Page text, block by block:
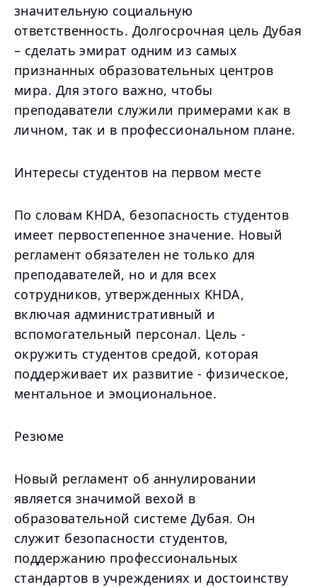
значительную социальную
ответственность. Долгосрочная цель Дубая
– сделать эмират одним из самых
признанных образовательных центров
мира. Для этого важно, чтобы
преподаватели служили примерами как в
личном, так и в профессиональном плане.
Интересы студентов на первом месте
По словам KHDA, безопасность студентов
имеет первостепенное значение. Новый
регламент обязателен не только для
преподавателей, но и для всех
сотрудников, утвержденных KHDA,
включая административный и
вспомогательный персонал. Цель -
окружить студентов средой, которая
поддерживает их развитие - физическое,
ментальное и эмоциональное.
Резюме
Новый регламент об аннулировании
является значимой вехой в
образовательной системе Дубая. Он
служит безопасности студентов,
поддержанию профессиональных
стандартов в учреждениях и достоинству